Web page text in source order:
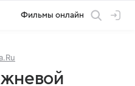
Фильмы онлайн